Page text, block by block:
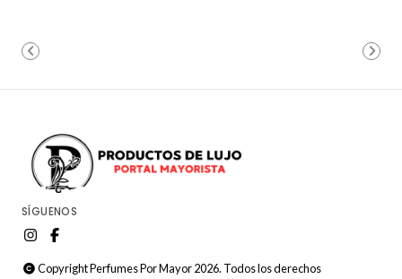
SÍGUENOS
Copyright Perfumes Por Mayor 2026. Todos los derechos